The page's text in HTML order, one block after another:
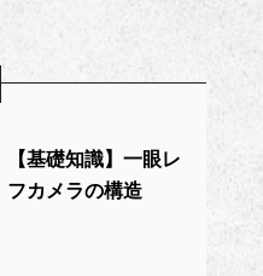
【基礎知識】一眼レ
フカメラの構造